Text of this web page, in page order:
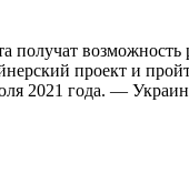
получат возможность
проект и
2021 года. —